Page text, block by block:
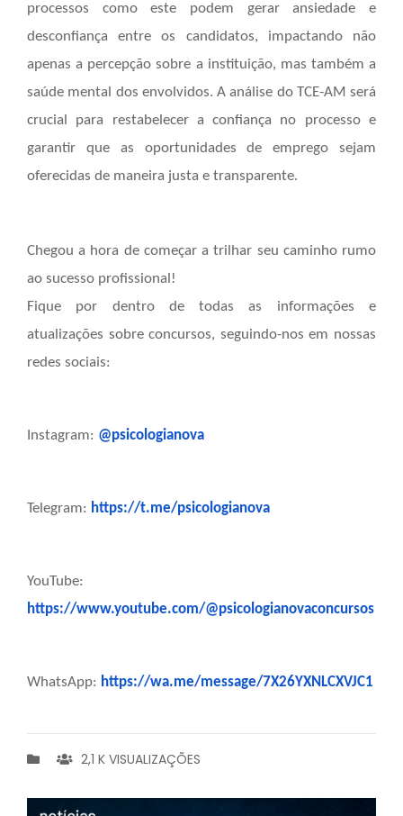
processos como este podem gerar ansiedade e
desconfiança entre os candidatos, impactando não
apenas a percepção sobre a instituição, mas também a
saúde mental dos envolvidos. A análise do TCE-AM será
crucial para restabelecer a confiança no processo e
garantir que as oportunidades de emprego sejam
oferecidas de maneira justa e transparente.
Chegou a hora de começar a trilhar seu caminho rumo
ao sucesso profissional!
Fique por dentro de todas as informações e
atualizações sobre concursos, seguindo-nos em nossas
redes sociais:
Instagram: @psicologianova
Telegram: https://t.me/psicologianova
YouTube:
https://www.youtube.com/@psicologianovaconcursos
WhatsApp: https://wa.me/message/7X26YXNLCXVJC1
2,1 K VISUALIZAÇÕES